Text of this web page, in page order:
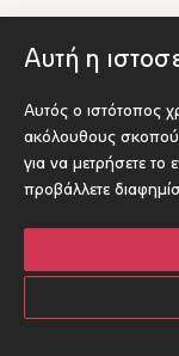
Αυτή η
Αυτός ο ιστότοπος
ακόλουθους
για να μετρήσετε το
προβάλλετε